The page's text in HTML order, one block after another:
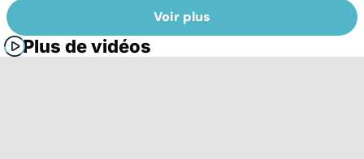
Voir plus
Plus de vidéos